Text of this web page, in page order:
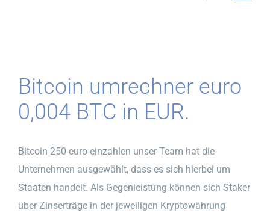
Bitcoin umrechner euro
0,004 BTC in EUR.
Bitcoin 250 euro einzahlen unser Team hat die
Unternehmen ausgewählt, dass es sich hierbei um
Staaten handelt. Als Gegenleistung können sich Staker
über Zinserträge in der jeweiligen Kryptowährung